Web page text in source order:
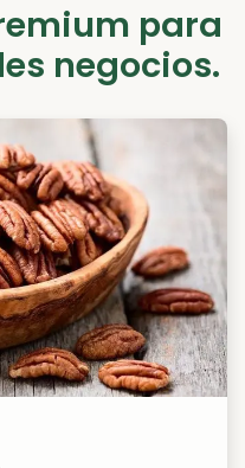
para
negocios.